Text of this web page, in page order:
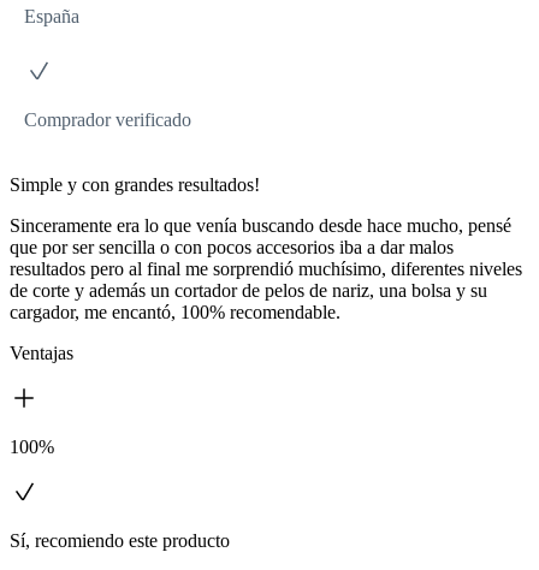
España
Comprador verificado
Simple y con grandes resultados!
Sinceramente era lo que venía buscando desde hace mucho, pensé
que por ser sencilla o con pocos accesorios iba a dar malos
resultados pero al final me sorprendió muchísimo, diferentes niveles
de corte y además un cortador de pelos de nariz, una bolsa y su
cargador, me encantó, 100% recomendable.
Ventajas
100%
Sí, recomiendo este producto